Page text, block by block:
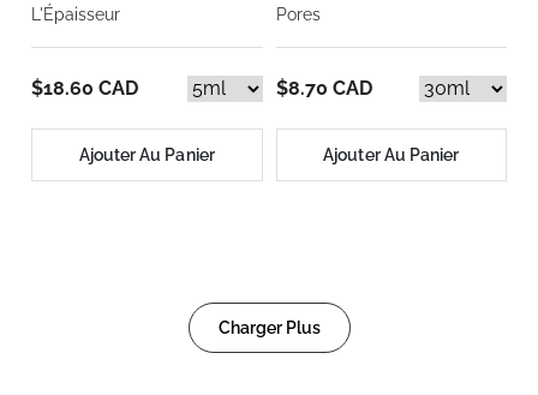
L'Épaisseur
$18.60 CAD
Ajouter Au Panier
Pores
$8.70 CAD
Ajouter Au Panier
Charger Plus